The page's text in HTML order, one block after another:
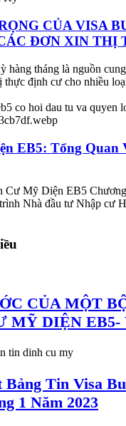
CỦA VISA
ĐƠN XIN THỊ
hàng tháng là nguồn
thực định cư cho nhiều
EB5: Tổng Quan
Cư Mỹ Diện EB5
Nhà đầu tư Nhập cư
CỦA MỘT
MỸ DIỆN EB5-
Bảng Tin Visa
1 Năm 2023